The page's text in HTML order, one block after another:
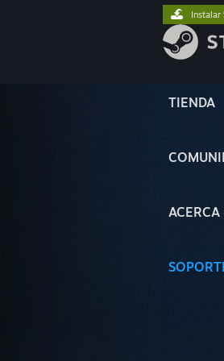
TIENDA
ACERCA
Instalar